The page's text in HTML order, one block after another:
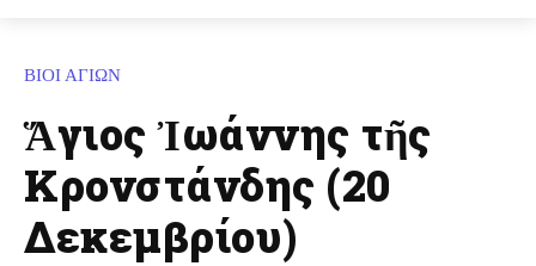
ΒΙΟΙ ΑΓΙΩΝ
Ἅγιος Ἰωάννης τῆς
Κρονστάνδης (20
Δεκεμβρίου)